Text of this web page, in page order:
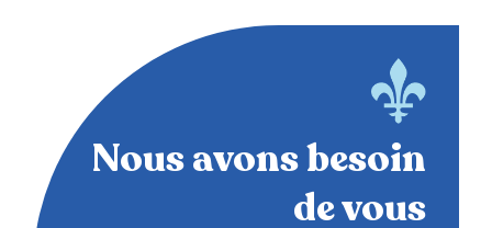
Nous avons besoin
de vous